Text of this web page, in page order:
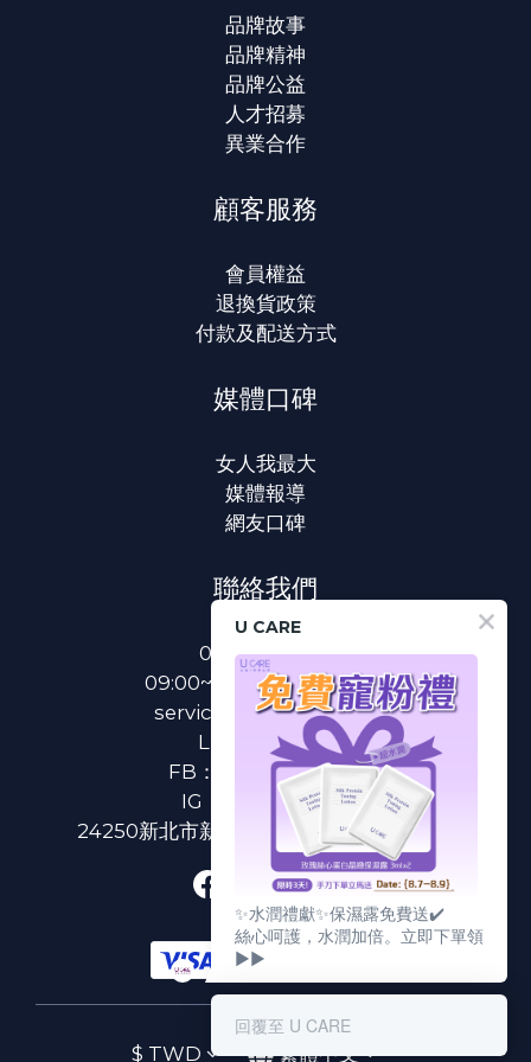
品牌故事
品牌精神
品牌公益
人才招募
異業合作
顧客服務
會員權益
退換貨政策
付款及配送方式
媒體口碑
女人我最大
媒體報導
網友口碑
聯絡我們
0800-233-233
09:00~18:00(國定假日除外)
service@u-care.com.tw
LINE：
@ucare
FB：
U CARE 美麗粉專
IG：
ucare.tw2002
24250新北市新莊區新北大道二段312號3樓
$ TWD 繁體中文
U CARE
✨水潤禮獻✨保濕露免費送✔️
絲心呵護，水潤加倍。立即下單領
▶▶
回覆至 U CARE